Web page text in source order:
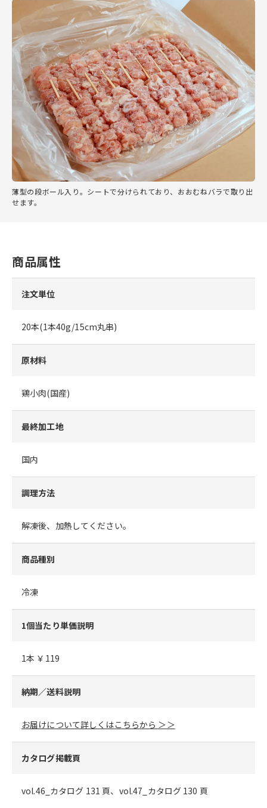
薄型の段ボール入り。シートで分けられており、おおむねバラで取り出
せます。
商品属性
注文単位
20本(1本40g/15cm丸串)
原材料
鶏小肉(国産)
最終加工地
国内
調理方法
解凍後、加熱してください。
商品種別
冷凍
1個当たり単価説明
1本 ￥119
納期／送料説明
お届けについて詳しくはこちらから ＞＞
カタログ掲載頁
vol.46_カタログ 131 頁、vol.47_カタログ 130 頁